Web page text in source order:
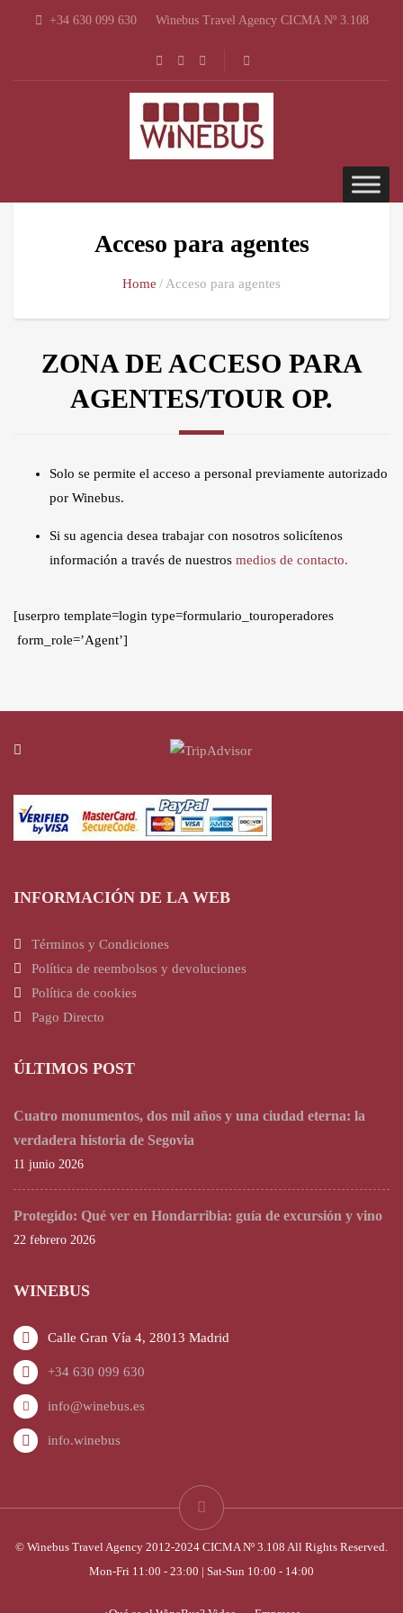
+34 630 099 630 Winebus Travel Agency CICMA Nº 3.108
Acceso para agentes
Home Acceso para agentes
ZONA DE ACCESO PARA
AGENTES/TOUR OP.
Solo se permite el acceso a personal previamente autorizado
por Winebus.
Si su agencia desea trabajar con nosotros solicítenos
información a través de nuestros medios de contacto.
[userpro template=login type=formulario_touroperadores
form_role=’Agent’]
INFORMACIÓN DE LA WEB
Términos y Condiciones
Política de reembolsos y devoluciones
Política de cookies
Pago Directo
ÚLTIMOS POST
Cuatro monumentos, dos mil años y una ciudad eterna: la
verdadera historia de Segovia
11 junio 2026
Protegido: Qué ver en Hondarribia: guía de excursión y vino
22 febrero 2026
WINEBUS
Calle Gran Vía 4, 28013 Madrid
+34 630 099 630
info@winebus.es
info.winebus
© Winebus Travel Agency 2012-2024 CICMA Nº 3.108 All Rights Reserved.
Mon-Fri 11:00 - 23:00 | Sat-Sun 10:00 - 14:00